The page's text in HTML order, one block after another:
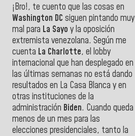
¡Bro!, te cuento que las cosas en
Washington DC siguen pintando muy
mal para La Sayo y la oposición
extremista venezolana. Según me
cuenta La Charlotte, el lobby
internacional que han desplegado en
las últimas semanas no está dando
resultados en La Casa Blanca y en
otras instituciones de la
administración Biden. Cuando queda
menos de un mes para las
elecciones presidenciales, tanto la